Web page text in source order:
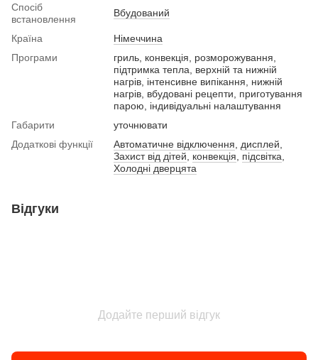
Спосіб
встановлення
Вбудований
Країна
Німеччина
Програми
гриль, конвекція, розморожування,
підтримка тепла, верхній та нижній
нагрів, інтенсивне випікання, нижній
нагрів, вбудовані рецепти, приготування
парою, індивідуальні налаштування
Габарити
уточнювати
Додаткові функції
Автоматичне відключення дисплей
Захист від дітей
конвекція підсвітка
Холодні дверцята
Відгуки
Додайте перший відгук